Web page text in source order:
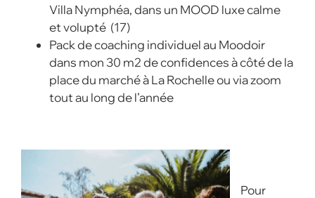
Villa Nymphéa, dans un MOOD luxe calme
et volupté (17)
Pack de coaching individuel au Moodoir
dans mon 30 m2 de confidences à côté de la
place du marché à La Rochelle ou via zoom
tout au long de l’année
Pour